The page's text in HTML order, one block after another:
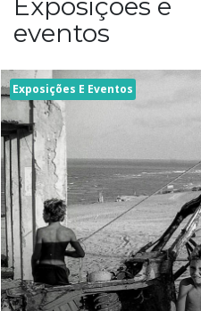
Exposições e
eventos
Exposições E Eventos